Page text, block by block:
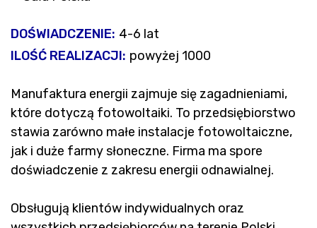
DOŚWIADCZENIE: 4-6 lat
ILOŚĆ REALIZACJI: powyżej 1000
Manufaktura energii zajmuje się zagadnieniami,
które dotyczą fotowoltaiki. To przedsiębiorstwo
stawia zarówno małe instalacje fotowoltaiczne,
jak i duże farmy słoneczne. Firma ma spore
doświadczenie z zakresu energii odnawialnej.
Obsługują klientów indywidualnych oraz